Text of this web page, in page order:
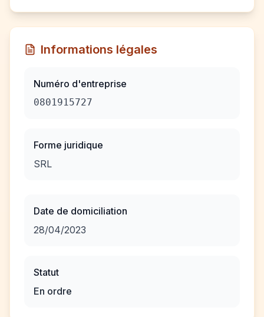
Informations légales
Numéro d'entreprise
0801915727
Forme juridique
SRL
Date de domiciliation
28/04/2023
Statut
En ordre